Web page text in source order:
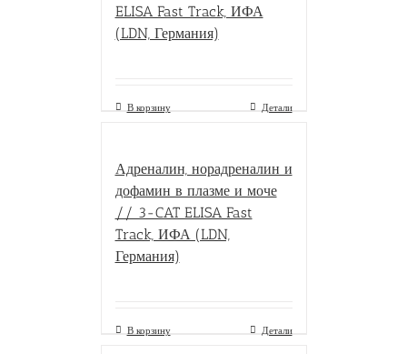
ELISA Fast Track, ИФА
(LDN, Германия)
В корзину Детали
Адреналин, норадреналин и
дофамин в плазме и моче
// 3-CAT ELISA Fast
Track, ИФА (LDN,
Германия)
В корзину Детали